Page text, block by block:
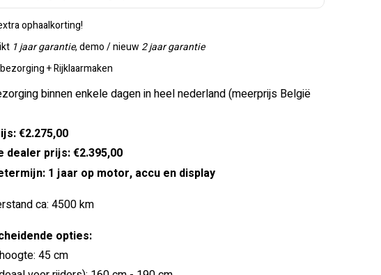
ophaalkorting!
1 jaar garantie, demo / nieuw 2 jaar garantie
+ Rijklaarmaken
binnen enkele dagen in heel nederland (meerprijs België
€2.275,00
dealer prijs: €2.395,00
1 jaar op motor, accu en display
ca: 4500 km
opties:
45 cm